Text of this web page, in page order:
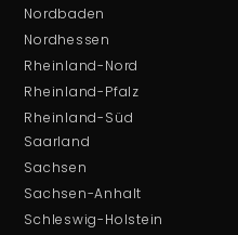
Nordbaden
Nordhessen
Rheinland-Nord
Rheinland-Pfalz
Rheinland-Süd
Saarland
Sachsen
Sachsen-Anhalt
Schleswig-Holstein